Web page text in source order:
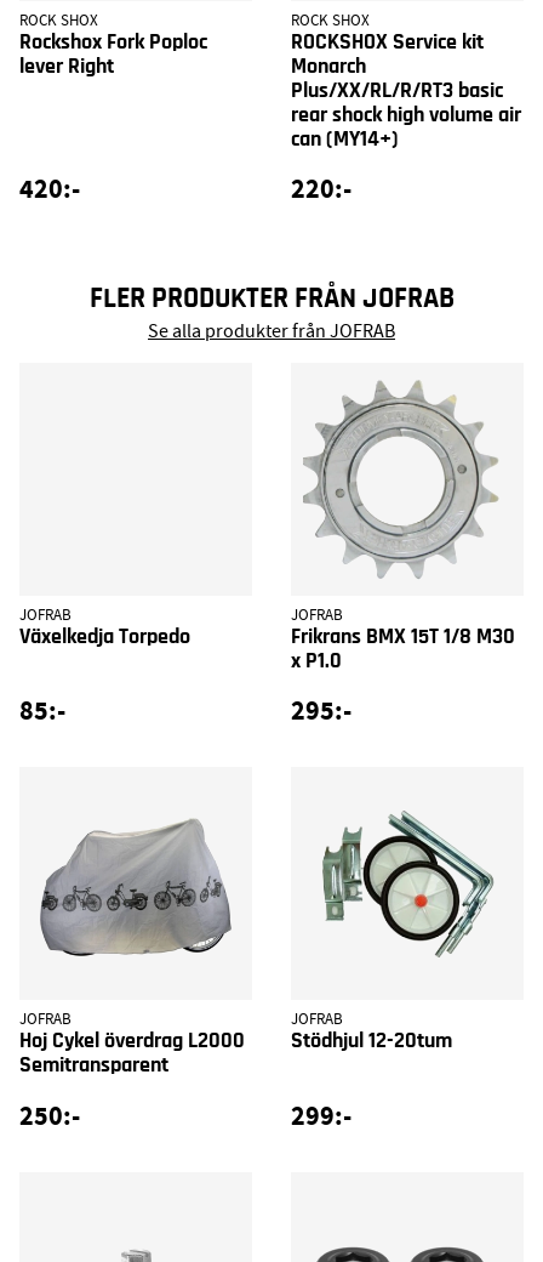
ROCK SHOX
Rockshox Fork Poploc
lever Right
420:-
ROCK SHOX
ROCKSHOX Service kit
Monarch
Plus/XX/RL/R/RT3 basic
rear shock high volume air
can (MY14+)
220:-
FLER PRODUKTER FRÅN JOFRAB
Se alla produkter från JOFRAB
JOFRAB
Växelkedja Torpedo
85:-
JOFRAB
Frikrans BMX 15T 1/8 M30
x P1.0
295:-
JOFRAB
Hoj Cykel överdrag L2000
Semitransparent
250:-
JOFRAB
Stödhjul 12-20tum
299:-